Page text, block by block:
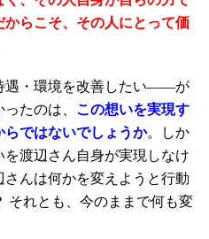
らこそ、その人にとって価
・環境を改善したい――が
たのは、 この想いを実現す
らではないでしょうか。しか
渡辺さん自身が実現しなけ
んは何かを変えようと行動
それとも、今のままで何も変